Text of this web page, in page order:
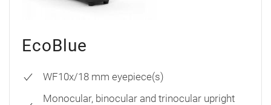
EcoBlue
WF10x/18 mm eyepiece(s)
Monocular, binocular and trinocular upright